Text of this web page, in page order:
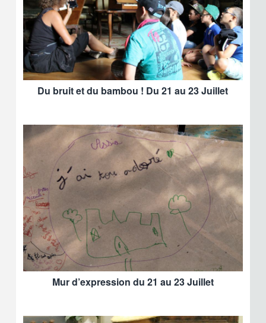
Du bruit et du bambou ! Du 21 au 23 Juillet
Mur d’expression du 21 au 23 Juillet